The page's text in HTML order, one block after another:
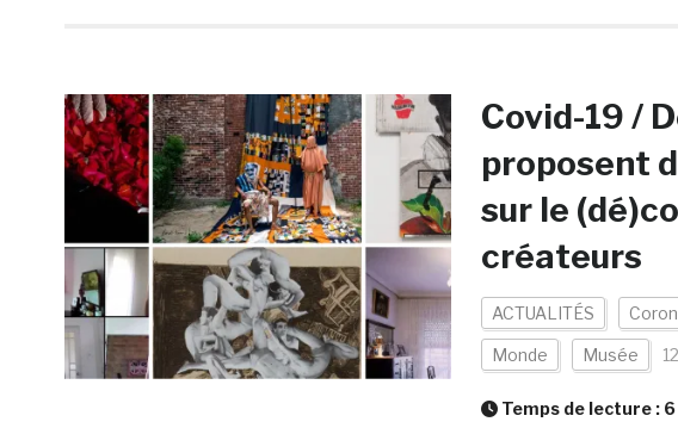
Covid-19 /
proposent
sur le
créateurs
ACTUALITÉS
Monde Musée
Temps de lecture : 6